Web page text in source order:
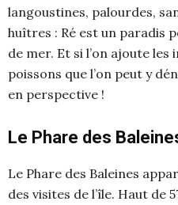
langoustines, palourdes,
huîtres : Ré est un paradis
de mer. Et si l’on ajoute les
poissons que l’on peut y
en perspective !
Le Phare des
Le Phare des Baleines
des visites de l’île. Haut de